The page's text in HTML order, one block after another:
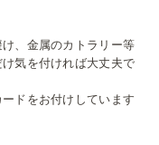
、金属のカトラリー等
気を付ければ大丈夫で
ドをお付けしています